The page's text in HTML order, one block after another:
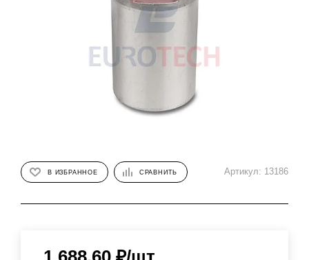
В ИЗБРАННОЕ СРАВНИТЬ Артикул: 13186